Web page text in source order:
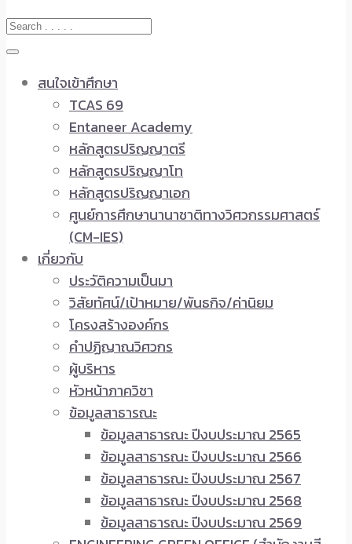
สนใจเข้าศึกษา
TCAS 69
Entaneer Academy
หลักสูตรปริญญาตรี
หลักสูตรปริญญาโท
หลักสูตรปริญญาเอก
ศูนย์การศึกษานานาชาติทางวิศวกรรมศาสตร์
(CM-IES)
เกี่ยวกับ
ประวัติความเป็นมา
วิสัยทัศน์/เป้าหมาย/พันธกิจ/ค่านิยม
โครงสร้างองค์กร
คำปฏิญาณวิศวกร
ผู้บริหาร
หัวหน้าภาควิชา
ข้อมูลสาธารณะ
ข้อมูลสาธารณะ ปีงบประมาณ 2565
ข้อมูลสาธารณะ ปีงบประมาณ 2566
ข้อมูลสาธารณะ ปีงบประมาณ 2567
ข้อมูลสาธารณะ ปีงบประมาณ 2568
ข้อมูลสาธารณะ ปีงบประมาณ 2569